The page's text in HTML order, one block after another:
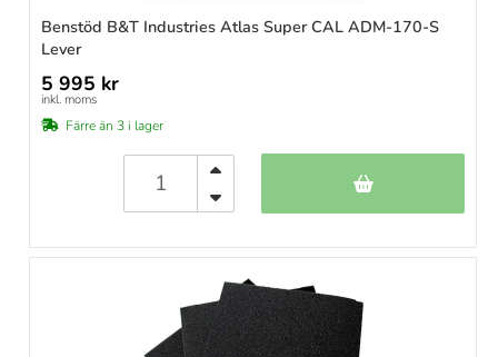
Benstöd B&T Industries Atlas Super CAL ADM-170-S
Lever
5 995 kr
inkl. moms
Färre än 3 i lager